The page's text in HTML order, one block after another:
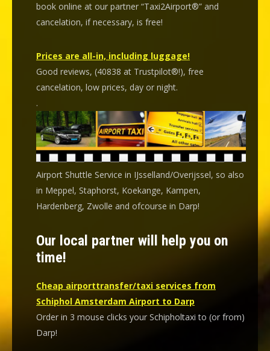
book online at our partner “Taxi2Airport®” and
cancelation, if necessary, is free!
Prices are all-in, including luggage!
Good reviews, (40838 at Trustpilot®!), free
cancelation, low prices, day or night.
.
Airport Shuttle Service in IJsselland/Overijssel, so also
in Meppel, Staphorst, Koekange, Kampen,
Hardenberg, Zwolle and ofcourse in Darp!
Our local partner will help you on
time!
Cheap airporttransfer/taxi services from
Schiphol Amsterdam Airport to Darp
Order in 3 mouse clicks your Schipholtaxi to (or from)
Darp!